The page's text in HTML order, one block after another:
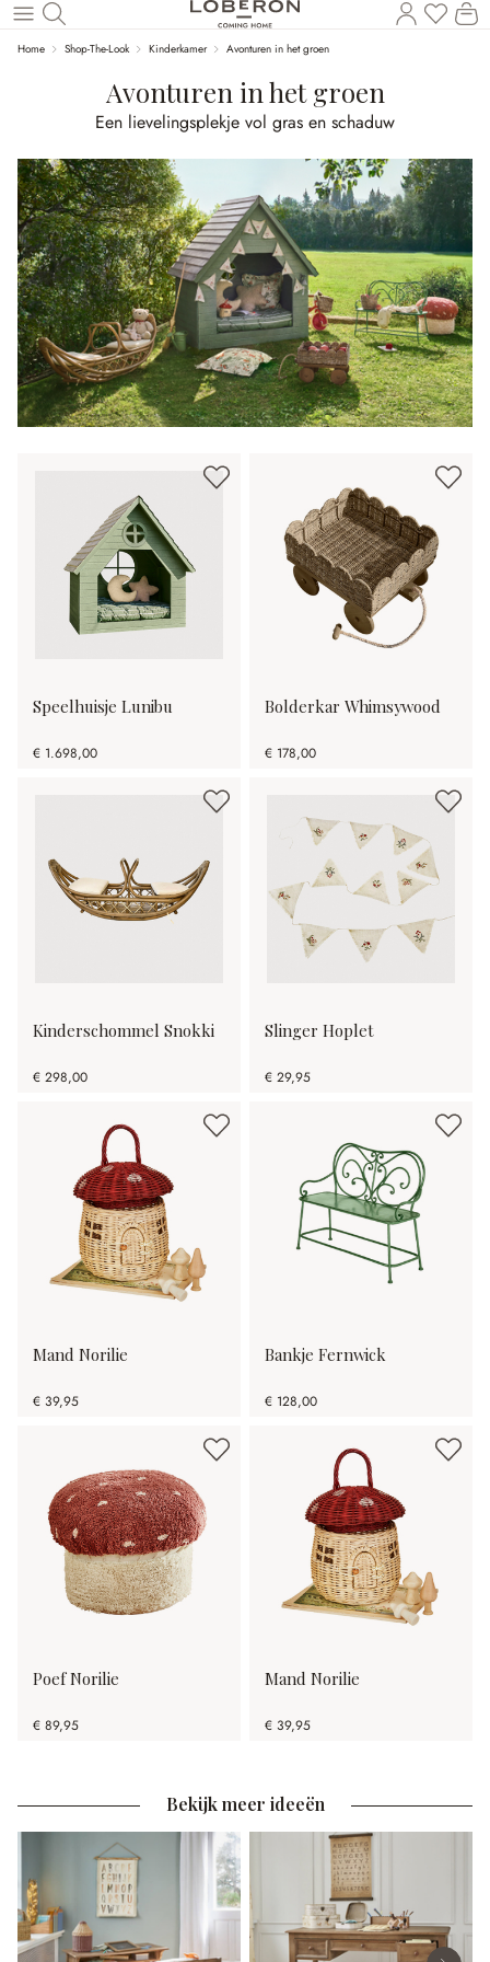
Naar de hoofdinhoud
U
Home Shop-The-Look Kinderkamer Avonturen in het groen
Avonturen in het groen
Een lievelingsplekje vol gras en schaduw
Speelhuisje Lunibu
€ 1.698,00
Bolderkar Whimsywood
€ 178,00
Kinderschommel Snokki
€ 298,00
Slinger Hoplet
€ 29,95
Mand Norilie
€ 39,95
Bankje Fernwick
€ 128,00
Poef Norilie
€ 89,95
Mand Norilie
€ 39,95
Bekijk meer ideeën